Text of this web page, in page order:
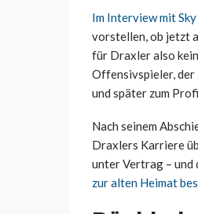
Im Interview mit Sky
vorstellen, ob jetzt
für Draxler also
Offensivspieler, der
und später zum
Nach seinem
Draxlers Karriere
unter Vertrag – und
zur alten Heimat